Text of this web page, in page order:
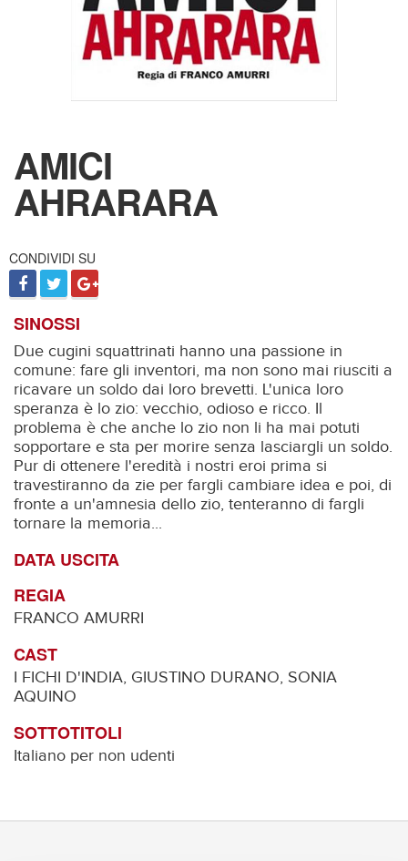
AMICI
AHRARARA
CONDIVIDI SU
SINOSSI
Due cugini squattrinati hanno una passione in
comune: fare gli inventori, ma non sono mai riusciti a
ricavare un soldo dai loro brevetti. L'unica loro
speranza è lo zio: vecchio, odioso e ricco. Il
problema è che anche lo zio non li ha mai potuti
sopportare e sta per morire senza lasciargli un soldo.
Pur di ottenere l'eredità i nostri eroi prima si
travestiranno da zie per fargli cambiare idea e poi, di
fronte a un'amnesia dello zio, tenteranno di fargli
tornare la memoria...
DATA USCITA
REGIA
FRANCO AMURRI
CAST
I FICHI D'INDIA, GIUSTINO DURANO, SONIA
AQUINO
SOTTOTITOLI
Italiano per non udenti